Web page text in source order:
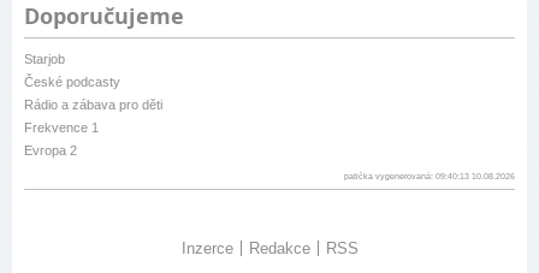
Doporučujeme
Starjob
České podcasty
Rádio a zábava pro děti
Frekvence 1
Evropa 2
patička vygenerovaná: 09:40:13 10.08.2026
Inzerce Redakce RSS